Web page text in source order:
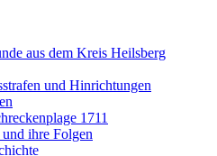
aus dem Kreis Heilsberg
und Hinrichtungen
1711
ihre Folgen